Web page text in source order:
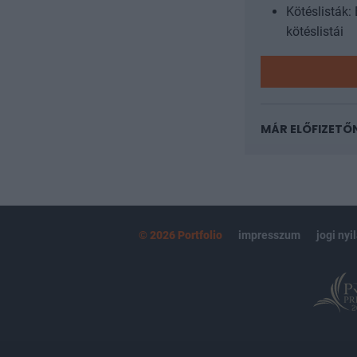
Kötéslisták:
kötéslistái
MÁR
© 2026 Portfolio impresszum jogi